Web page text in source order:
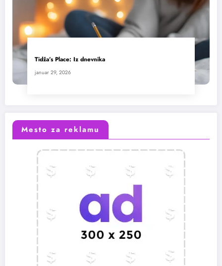
Tidža’s Place: Iz dnevnika
januar 29, 2026
Mesto za reklamu